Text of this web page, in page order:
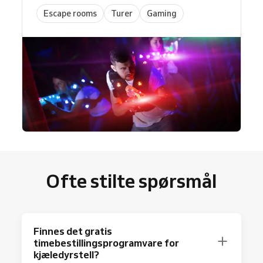
Escape rooms Turer Gaming
Ofte stilte spørsmål
Finnes det gratis
timebestillingsprogramvare for
kjæledyrstell?